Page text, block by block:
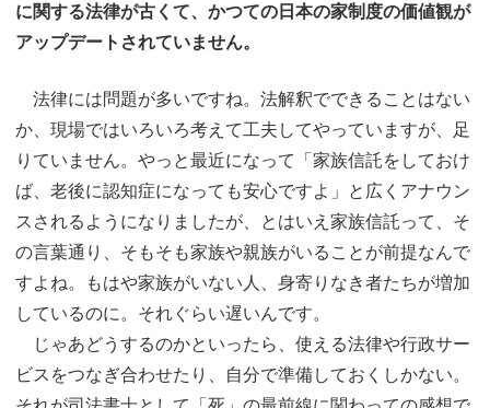
に関する法律が古くて、かつての日本の家制度の価値観が
アップデートされていません。
法律には問題が多いですね。法解釈でできることはない
か、現場ではいろいろ考えて工夫してやっていますが、足
りていません。やっと最近になって「家族信託をしておけ
ば、老後に認知症になっても安心ですよ」と広くアナウン
スされるようになりましたが、とはいえ家族信託って、そ
の言葉通り、そもそも家族や親族がいることが前提なんで
すよね。もはや家族がいない人、身寄りなき者たちが増加
しているのに。それぐらい遅いんです。
じゃあどうするのかといったら、使える法律や行政サー
ビスをつなぎ合わせたり、自分で準備しておくしかない。